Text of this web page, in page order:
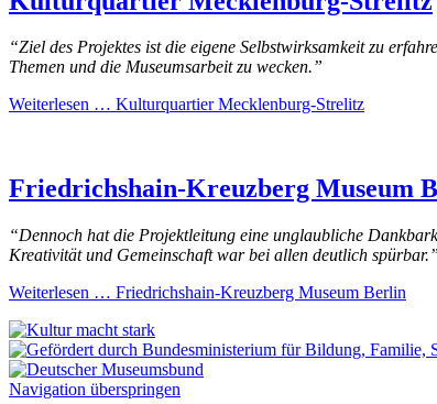
“Ziel des Projektes ist die eigene Selbstwirksamkeit zu
Themen und die Museumsarbeit zu wecken.”
Weiterlesen … Kulturquartier Mecklenburg-Strelitz
Friedrichshain-Kreuzberg Museum
“Dennoch hat die Projektleitung eine unglaubliche
Kreativität und Gemeinschaft war bei allen deutlich spürbar.”
Weiterlesen … Friedrichshain-Kreuzberg Museum Berlin
Navigation überspringen